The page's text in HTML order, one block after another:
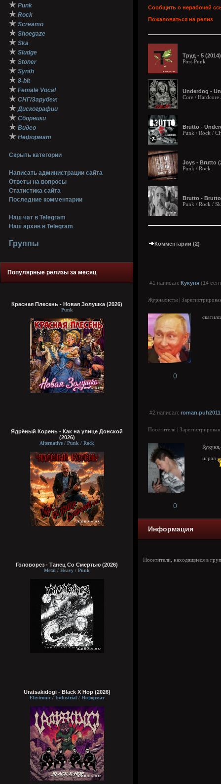
★ Punk
★ Rock
★ Screamo
★ Shoegaze
★ Ska
★ Sludge
★ Stoner
★ Synth
★ 8-bit
★ Female Vocal
★ СНГ/Зарубеж
★ Дискографии
★ Сборники
★ Видео
★ Неформат
Скрыть категории
Написать администрации сайта
Ответы на вопросы
Статистика сайта
Последние комментарии
Наш чат в Telegram
Наш архив в Telegram
Группы
Популярные релизы за месяц
Красная Плесень - Новая Золушка (2026)
Punk
Ядрёный Корень - Как на улице Донской
(2026)
Alternative / Punk / Rock
Головорез - Tанец Со Смертью (2026)
Metal / Heavy / Punk
Uratsakidogi - Black X Hop (2026)
Electronic / Industrial / Неформат
Сообщить о нерабочей
Пожаловаться на релиз
Труд - 5 (2014)
Post-Punk
Underdog -
Core / Hardcore
Brutto -
Punk / Rock /
Joys - Brutto
Punk / Rock
Brutto -
Punk / Rock /
Комментарии (2)
#1 написал: Кукуня (14
Журналисты |
0
#2 написал: roman.puh2011
Посетители |
играл
0
Информация
Посетители, находящиеся в